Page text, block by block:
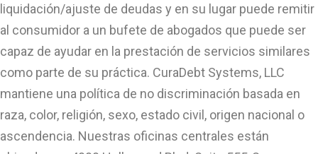
liquidación/ajuste de deudas y en su lugar puede remitir
al consumidor a un bufete de abogados que puede ser
capaz de ayudar en la prestación de servicios similares
como parte de su práctica. CuraDebt Systems, LLC
mantiene una política de no discriminación basada en
raza, color, religión, sexo, estado civil, origen nacional o
ascendencia. Nuestras oficinas centrales están